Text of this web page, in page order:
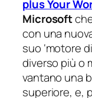
plus Your
Microsoft
con una
suo ‘motore
diverso più o
vantano una
superiore, e,